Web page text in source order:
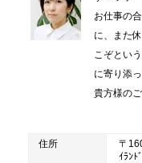
お仕事の
に、また
こぞとい
に寄り添
貴方様の
住所
〒
ｲﾗﾝﾄ